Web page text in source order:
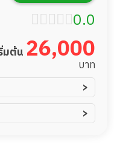
0.0
มต้น 26,000
บาท